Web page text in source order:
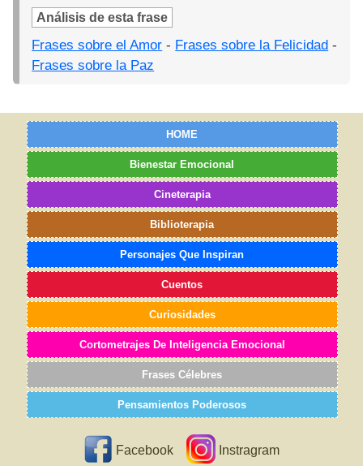
Análisis de esta frase
Frases sobre el Amor - Frases sobre la Felicidad -
Frases sobre la Paz
HOME
Bienestar Emocional
Cineterapia
Biblioterapia
Personajes Que Inspiran
Cuentos
Curiosidades
Cortometrajes De Inteligencia Emocional
Frases Célebres
Pensamientos Poderosos
Facebook Instragram